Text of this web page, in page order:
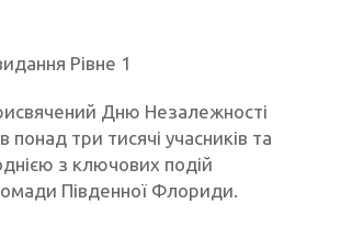
Рівне 1
Дню Незалежності
понад три тисячі учасників та
з ключових подій
Південної Флориди.